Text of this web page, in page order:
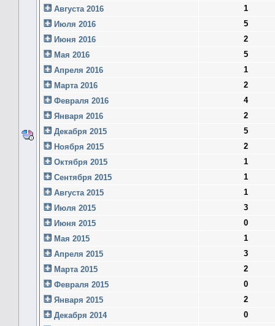
Августа 2016
1
Июля 2016
5
Июня 2016
2
Мая 2016
5
Апреля 2016
1
Марта 2016
2
Февраля 2016
4
Января 2016
2
Декабря 2015
5
Ноября 2015
2
Октября 2015
1
Сентября 2015
1
Августа 2015
1
Июля 2015
3
Июня 2015
0
Мая 2015
1
Апреля 2015
3
Марта 2015
2
Февраля 2015
0
Января 2015
2
Декабря 2014
0